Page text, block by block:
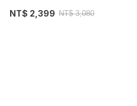
NT$ 2,399 NT$ 3,080